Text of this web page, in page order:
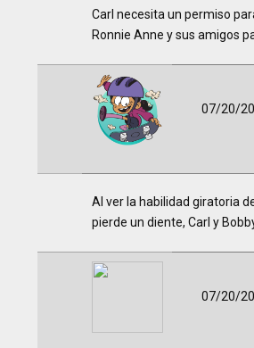
Carl necesita un permiso
Ronnie Anne y sus amigos
07/20/
Al ver la habilidad giratoria
pierde un diente, Carl y
07/20/